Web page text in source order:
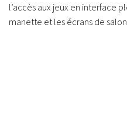
l’accès aux jeux en interface
manette et les écrans de